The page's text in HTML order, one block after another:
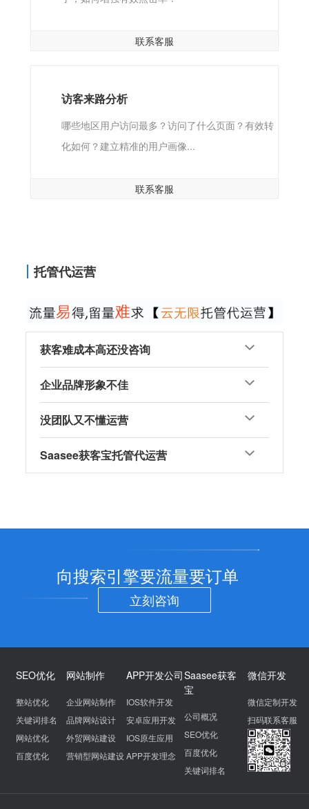
联系客服
访客来路分析
哪些地区用户访问最多？访问了什么页面？有效转
化如何？建立精准的用户画像...
联系客服
托管代运营
获客难成本高还没咨询
企业品牌形象不佳
没团队又不懂运营
Saasee获客宝托管代运营
向搜索引擎要流量要订单
立刻咨询
SEO优化
整站优化
关键词排名
网站优化
百度优化
网站制作
企业网站制作
品牌网站设计
外贸网站建设
营销型网站建设
APP开发公司
IOS软件开发
安卓应用开发
IOS原生应用
APP开发理念
Saasee获客
宝
公司概况
SEO优化
百度优化
关键词排名
微信开发
微信定制开发
扫码联系客服